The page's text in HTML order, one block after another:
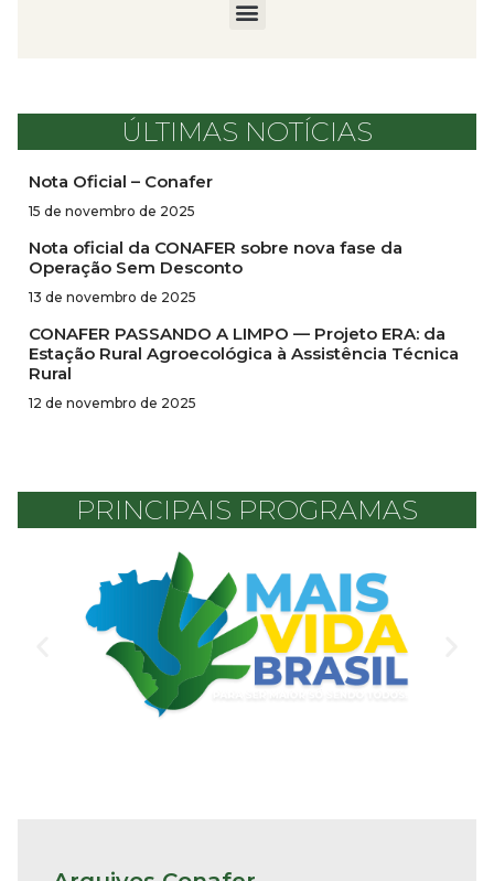
ÚLTIMAS NOTÍCIAS
Nota Oficial – Conafer
15 de novembro de 2025
Nota oficial da CONAFER sobre nova fase da
Operação Sem Desconto
13 de novembro de 2025
CONAFER PASSANDO A LIMPO — Projeto ERA: da
Estação Rural Agroecológica à Assistência Técnica
Rural
12 de novembro de 2025
PRINCIPAIS PROGRAMAS